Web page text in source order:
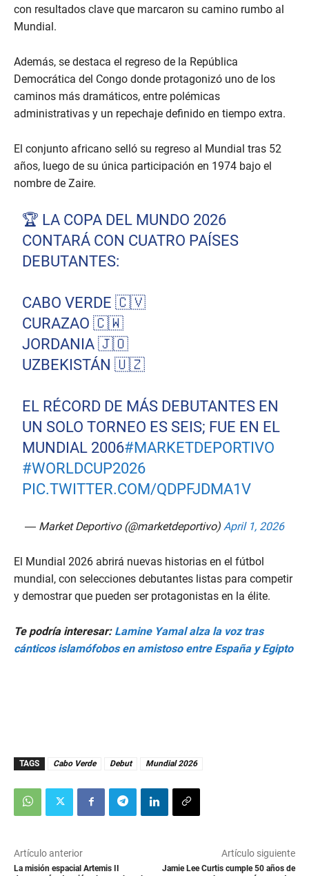
con resultados clave que marcaron su camino rumbo al
Mundial.
Además, se destaca el regreso de la República
Democrática del Congo donde protagonizó uno de los
caminos más dramáticos, entre polémicas
administrativas y un repechaje definido en tiempo extra.
El conjunto africano selló su regreso al Mundial tras 52
años, luego de su única participación en 1974 bajo el
nombre de Zaire.
🏆 LA COPA DEL MUNDO 2026
CONTARÁ CON CUATRO PAÍSES
DEBUTANTES:
CABO VERDE 🇨🇻
CURAZAO 🇨🇼
JORDANIA 🇯🇴
UZBEKISTÁN 🇺🇿
EL RÉCORD DE MÁS DEBUTANTES EN
UN SOLO TORNEO ES SEIS; FUE EN EL
MUNDIAL 2006#MARKETDEPORTIVO
#WORLDCUP2026
PIC.TWITTER.COM/QDPFJDMA1V
— Market Deportivo (@marketdeportivo) April 1, 2026
El Mundial 2026 abrirá nuevas historias en el fútbol
mundial, con selecciones debutantes listas para competir
y demostrar que pueden ser protagonistas en la élite.
Te podría interesar: Lamine Yamal alza la voz tras
cánticos islamófobos en amistoso entre España y Egipto
TAGS Cabo Verde Debut Mundial 2026
Artículo anterior
La misión espacial Artemis II
Artículo siguiente
Jamie Lee Curtis cumple 50 años de